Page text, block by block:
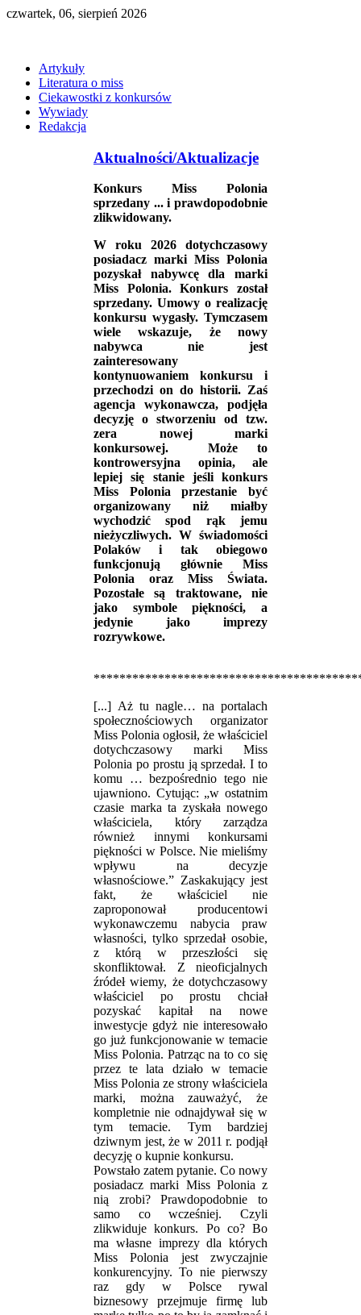
czwartek, 06, sierpień 2026
Artykuły
Literatura o miss
Ciekawostki z konkursów
Wywiady
Redakcja
Aktualności/Aktualizacje
Konkurs Miss Polonia
sprzedany ... i prawdopodobnie
zlikwidowany.
W roku 2026 dotychczasowy
posiadacz marki Miss Polonia
pozyskał nabywcę dla marki
Miss Polonia. Konkurs został
sprzedany. Umowy o realizację
konkursu wygasły. Tymczasem
wiele wskazuje, że nowy
nabywca nie jest
zainteresowany
kontynuowaniem konkursu i
przechodzi on do historii. Zaś
agencja wykonawcza, podjęła
decyzję o stworzeniu od tzw.
zera nowej marki
konkursowej. Może to
kontrowersyjna opinia, ale
lepiej się stanie jeśli konkurs
Miss Polonia przestanie być
organizowany niż miałby
wychodzić spod rąk jemu
nieżyczliwych. W świadomości
Polaków i tak obiegowo
funkcjonują głównie Miss
Polonia oraz Miss Świata.
Pozostałe są traktowane, nie
jako symbole piękności, a
jedynie jako imprezy
rozrywkowe.
[...] Aż tu nagle… na portalach
społecznościowych organizator
Miss Polonia ogłosił, że właściciel
dotychczasowy marki Miss
Polonia po prostu ją sprzedał. I to
komu … bezpośrednio tego nie
ujawniono. Cytując: „w ostatnim
czasie marka ta zyskała nowego
właściciela, który zarządza
również innymi konkursami
piękności w Polsce. Nie mieliśmy
wpływu na decyzje
własnościowe.” Zaskakujący jest
fakt, że właściciel nie
zaproponował producentowi
wykonawczemu nabycia praw
własności, tylko sprzedał osobie,
z którą w przeszłości się
skonfliktował. Z nieoficjalnych
źródeł wiemy, że dotychczasowy
właściciel po prostu chciał
pozyskać kapitał na nowe
inwestycje gdyż nie interesowało
go już funkcjonowanie w temacie
Miss Polonia. Patrząc na to co się
przez te lata działo w temacie
Miss Polonia ze strony właściciela
marki, można zauważyć, że
kompletnie nie odnajdywał się w
tym temacie. Tym bardziej
dziwnym jest, że w 2011 r. podjął
decyzję o kupnie konkursu.
Powstało zatem pytanie. Co nowy
posiadacz marki Miss Polonia z
nią zrobi? Prawdopodobnie to
samo co wcześniej. Czyli
zlikwiduje konkurs. Po co? Bo
ma własne imprezy dla których
Miss Polonia jest zwyczajnie
konkurencyjny. To nie pierwszy
raz gdy w Polsce rywal
biznesowy przejmuje firmę lub